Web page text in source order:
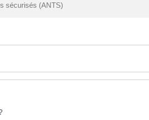
sécurisés (ANTS)